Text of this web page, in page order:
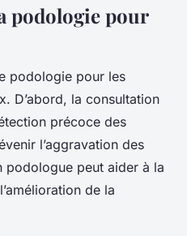
podologie pour
podologie pour les
D’abord, la consultation
précoce des
l’aggravation des
podologue peut aider à la
de la